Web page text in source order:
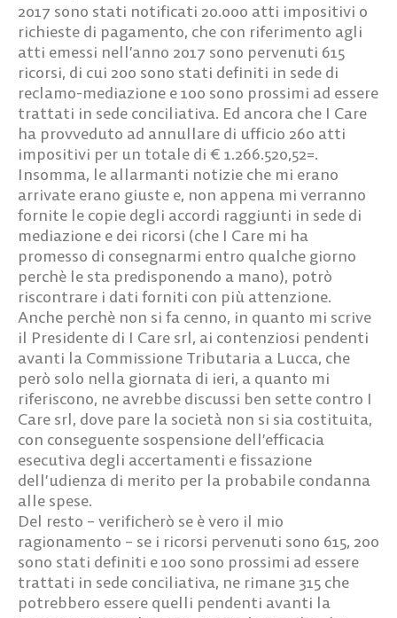
2017 sono stati notificati 20.000 atti impositivi o
richieste di pagamento, che con riferimento agli
atti emessi nell’anno 2017 sono pervenuti 615
ricorsi, di cui 200 sono stati definiti in sede di
reclamo-mediazione e 100 sono prossimi ad essere
trattati in sede conciliativa. Ed ancora che I Care
ha provveduto ad annullare di ufficio 260 atti
impositivi per un totale di € 1.266.520,52=.
Insomma, le allarmanti notizie che mi erano
arrivate erano giuste e, non appena mi verranno
fornite le copie degli accordi raggiunti in sede di
mediazione e dei ricorsi (che I Care mi ha
promesso di consegnarmi entro qualche giorno
perchè le sta predisponendo a mano), potrò
riscontrare i dati forniti con più attenzione.
Anche perchè non si fa cenno, in quanto mi scrive
il Presidente di I Care srl, ai contenziosi pendenti
avanti la Commissione Tributaria a Lucca, che
però solo nella giornata di ieri, a quanto mi
riferiscono, ne avrebbe discussi ben sette contro I
Care srl, dove pare la società non si sia costituita,
con conseguente sospensione dell’efficacia
esecutiva degli accertamenti e fissazione
dell’udienza di merito per la probabile condanna
alle spese.
Del resto – verificherò se è vero il mio
ragionamento – se i ricorsi pervenuti sono 615, 200
sono stati definiti e 100 sono prossimi ad essere
trattati in sede conciliativa, ne rimane 315 che
potrebbero essere quelli pendenti avanti la